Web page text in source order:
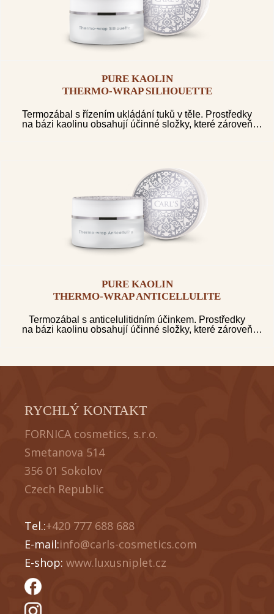
PURE KAOLIN
THERMO-WRAP SILHOUETTE
Termozábal s řízením ukládání tuků v těle. Prostředky
na bázi kaolinu obsahují účinné složky, které zároveň
PURE KAOLIN
THERMO-WRAP ANTICELLULITE
Termozábal s anticelulitidním účinkem. Prostředky
na bázi kaolinu obsahují účinné složky, které zároveň
RYCHLÝ KONTAKT
FORNICA cosmetics, s.r.o.
Smetanova 514
356 01 Sokolov
Czech Republic
Tel.:+420 777 688 688
E-mail:info@carls-cosmetics.com
E-shop: www.luxusniplet.cz